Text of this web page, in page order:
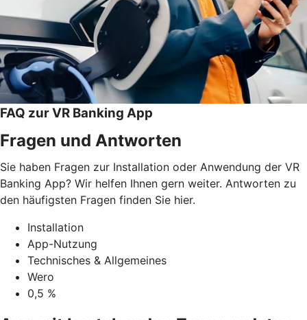
FAQ zur VR Banking App
Fragen und Antworten
Sie haben Fragen zur Installation oder Anwendung der VR
Banking App? Wir helfen Ihnen gern weiter. Antworten zu
den häufigsten Fragen finden Sie hier.
Installation
App-Nutzung
Technisches & Allgemeines
Wero
0,5 %